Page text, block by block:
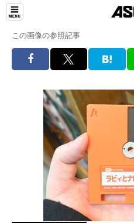
この画像の参照記事